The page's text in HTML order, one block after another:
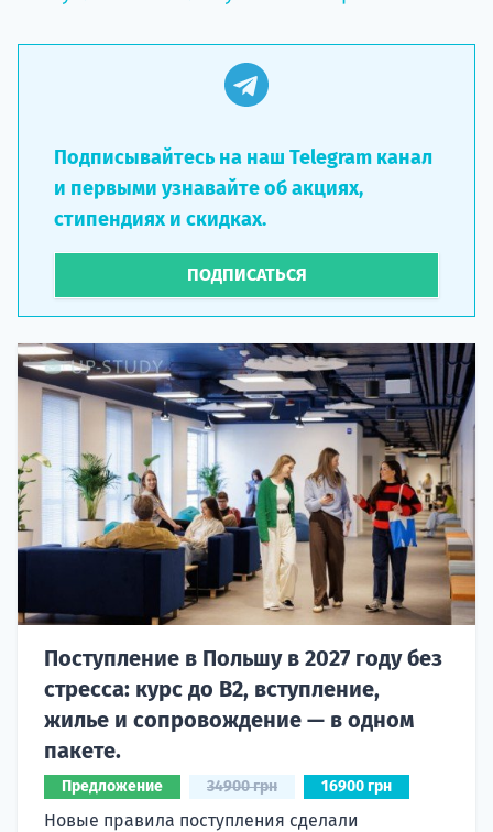
Подписывайтесь на наш Telegram канал
и первыми узнавайте об акциях,
стипендиях и скидках.
ПОДПИСАТЬСЯ
Поступление в Польшу в 2027 году без
стресса: курс до B2, вступление,
жилье и сопровождение — в одном
пакете.
Предложение 34900 грн 16900 грн
Новые правила поступления сделали